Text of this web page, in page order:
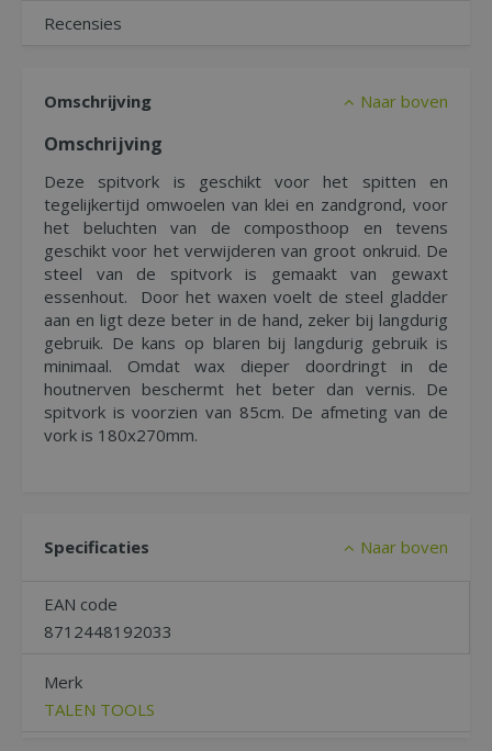
Recensies
Omschrijving Naar boven
Omschrijving
Deze spitvork is geschikt voor het spitten en
tegelijkertijd omwoelen van klei en zandgrond, voor
het beluchten van de composthoop en tevens
geschikt voor het verwijderen van groot onkruid. De
steel van de spitvork is gemaakt van gewaxt
essenhout. Door het waxen voelt de steel gladder
aan en ligt deze beter in de hand, zeker bij langdurig
gebruik. De kans op blaren bij langdurig gebruik is
minimaal. Omdat wax dieper doordringt in de
houtnerven beschermt het beter dan vernis. De
spitvork is voorzien van 85cm. De afmeting van de
vork is 180x270mm.
Specificaties Naar boven
EAN code
8712448192033
Merk
TALEN TOOLS